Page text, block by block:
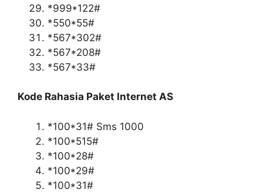
*999*122#
*550*55#
*567*302#
*567*208#
*567*33#
Kode Rahasia Paket Internet AS
*100*31# Sms 1000
*100*515#
*100*28#
*100*29#
*100*31#